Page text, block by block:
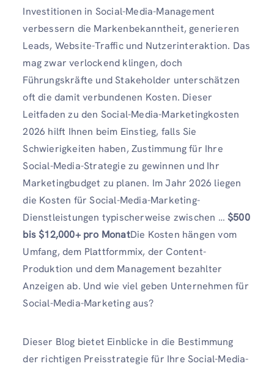
Investitionen in Social-Media-Management
verbessern die Markenbekanntheit, generieren
Leads, Website-Traffic und Nutzerinteraktion. Das
mag zwar verlockend klingen, doch
Führungskräfte und Stakeholder unterschätzen
oft die damit verbundenen Kosten. Dieser
Leitfaden zu den Social-Media-Marketingkosten
2026 hilft Ihnen beim Einstieg, falls Sie
Schwierigkeiten haben, Zustimmung für Ihre
Social-Media-Strategie zu gewinnen und Ihr
Marketingbudget zu planen. Im Jahr 2026 liegen
die Kosten für Social-Media-Marketing-
Dienstleistungen typischerweise zwischen … $500
bis $12,000+ pro MonatDie Kosten hängen vom
Umfang, dem Plattformmix, der Content-
Produktion und dem Management bezahlter
Anzeigen ab. Und wie viel geben Unternehmen für
Social-Media-Marketing aus?
Dieser Blog bietet Einblicke in die Bestimmung
der richtigen Preisstrategie für Ihre Social-Media-